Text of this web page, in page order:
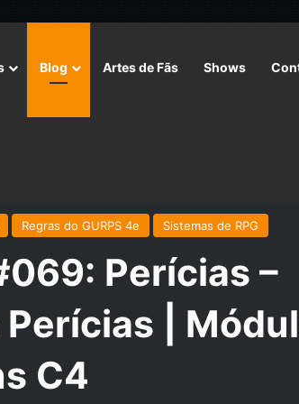
Blog Artes de Fãs Shows
Regras do GURPS 4e Sistemas de RPG
Perícias –
|
C4